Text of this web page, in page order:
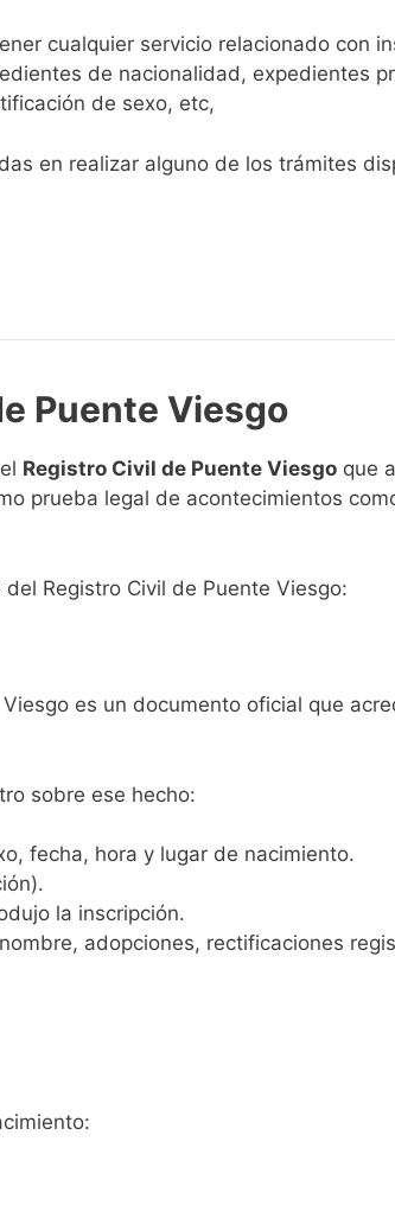
cualquier servicio relacionado con
de nacionalidad, expedientes
de sexo, etc,
en realizar alguno de los trámites
Puente Viesgo
Registro Civil de Puente Viesgo que
prueba legal de acontecimientos
Registro Civil de Puente Viesgo:
es un documento oficial que
sobre ese hecho:
fecha, hora y lugar de nacimiento.
la inscripción.
adopciones, rectificaciones